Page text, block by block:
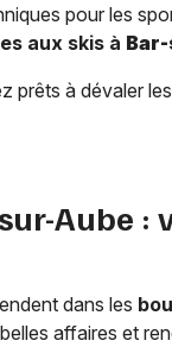
pour les
aux skis à
à dévaler
Aube :
dans les
affaires et